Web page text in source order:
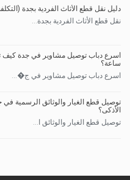
دليل نقل قطع الأثاث الفردية بجدة
نقل قطع الأثاث الفردية بجدة...
اسرع دباب توصيل مشاوير في جدة كيف
ساعة؟
اسرع دباب توصيل مشاوير في ج�...
توصيل قطع الغيار والوثائق الرسمية في
الأذكى؟
توصيل قطع الغيار والوثائق ا...